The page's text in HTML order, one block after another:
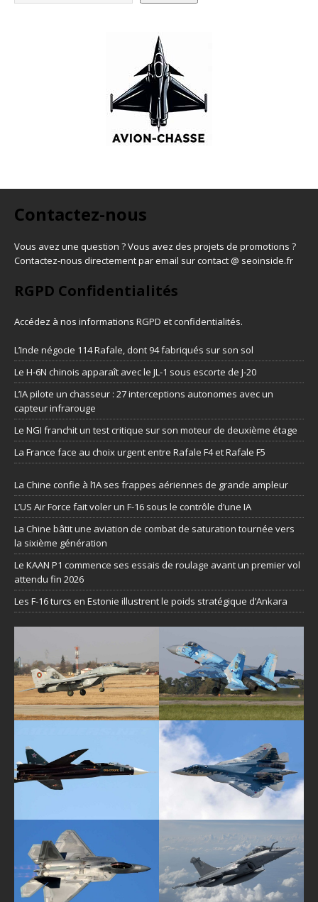
Contactez-nous
Vous avez une question ? Vous avez des projets de promotions ?
Contactez-nous directement par email sur contact @ seoinside.fr
RGPD Confidentialités
Accédez à nos informations RGPD et confidentialités.
L’Inde négocie 114 Rafale, dont 94 fabriqués sur son sol
Le H-6N chinois apparaît avec le JL-1 sous escorte de J-20
L’IA pilote un chasseur : 27 interceptions autonomes avec un
capteur infrarouge
Le NGI franchit un test critique sur son moteur de deuxième étage
La France face au choix urgent entre Rafale F4 et Rafale F5
La Chine confie à l’IA ses frappes aériennes de grande ampleur
L’US Air Force fait voler un F-16 sous le contrôle d’une IA
La Chine bâtit une aviation de combat de saturation tournée vers
la sixième génération
Le KAAN P1 commence ses essais de roulage avant un premier vol
attendu fin 2026
Les F-16 turcs en Estonie illustrent le poids stratégique d’Ankara